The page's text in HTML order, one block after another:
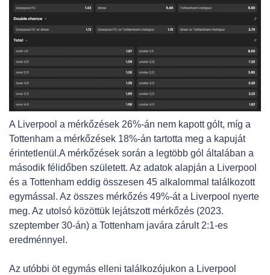
A Liverpool a mérkőzések 26%-án nem kapott gólt, míg a
Tottenham a mérkőzések 18%-án tartotta meg a kapuját
érintetlenül.A mérkőzések során a legtöbb gól általában a
második félidőben született. Az adatok alapján a Liverpool
és a Tottenham eddig összesen 45 alkalommal találkozott
egymással. Az összes mérkőzés 49%-át a Liverpool nyerte
meg. Az utolsó közöttük lejátszott mérkőzés (2023.
szeptember 30-án) a Tottenham javára zárult 2:1-es
eredménnyel.
Az utóbbi öt egymás elleni találkozójukon a Liverpool